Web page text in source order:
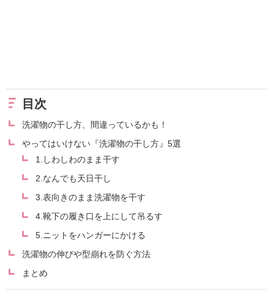
目次
洗濯物の干し方、間違っているかも！
やってはいけない『洗濯物の干し方』5選
1.しわしわのまま干す
2.なんでも天日干し
3.表向きのまま洗濯物を干す
4.靴下の履き口を上にして吊るす
5.ニットをハンガーにかける
洗濯物の伸びや型崩れを防ぐ方法
まとめ